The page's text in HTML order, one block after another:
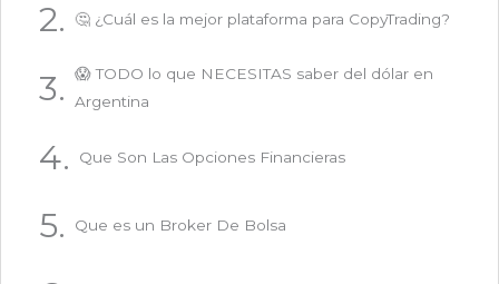
🤔 ¿Cuál es la mejor plataforma para CopyTrading?
😱 TODO lo que NECESITAS saber del dólar en
Argentina
Que Son Las Opciones Financieras
Que es un Broker De Bolsa